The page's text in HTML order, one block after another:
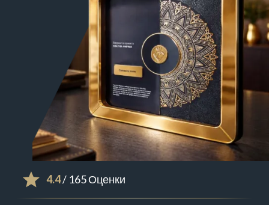
4.4/ 165 Оценки